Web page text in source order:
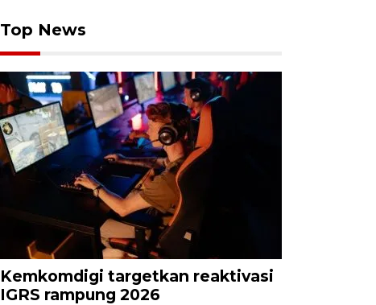
Top News
Kemkomdigi targetkan reaktivasi
IGRS rampung 2026